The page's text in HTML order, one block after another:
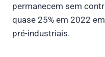
permanecem sem
quase 25% em 2022
pré-industriais.